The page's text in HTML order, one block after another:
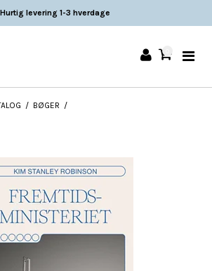
Hurtig levering 1-3 hverdage
/ BØGER /